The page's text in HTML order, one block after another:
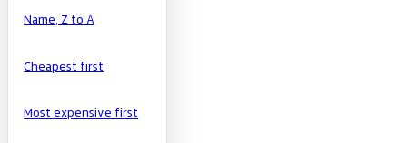
تومان
تومان
Manufacturers
Name, Z to A
Cheapest first
Most expensive first